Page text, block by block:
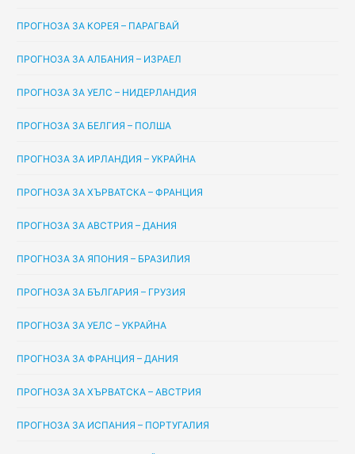
ПРОГНОЗА ЗА КОРЕЯ – ПАРАГВАЙ
ПРОГНОЗА ЗА АЛБАНИЯ – ИЗРАЕЛ
ПРОГНОЗА ЗА УЕЛС – НИДЕРЛАНДИЯ
ПРОГНОЗА ЗА БЕЛГИЯ – ПОЛША
ПРОГНОЗА ЗА ИРЛАНДИЯ – УКРАЙНА
ПРОГНОЗА ЗА ХЪРВАТСКА – ФРАНЦИЯ
ПРОГНОЗА ЗА АВСТРИЯ – ДАНИЯ
ПРОГНОЗА ЗА ЯПОНИЯ – БРАЗИЛИЯ
ПРОГНОЗА ЗА БЪЛГАРИЯ – ГРУЗИЯ
ПРОГНОЗА ЗА УЕЛС – УКРАЙНА
ПРОГНОЗА ЗА ФРАНЦИЯ – ДАНИЯ
ПРОГНОЗА ЗА ХЪРВАТСКА – АВСТРИЯ
ПРОГНОЗА ЗА ИСПАНИЯ – ПОРТУГАЛИЯ